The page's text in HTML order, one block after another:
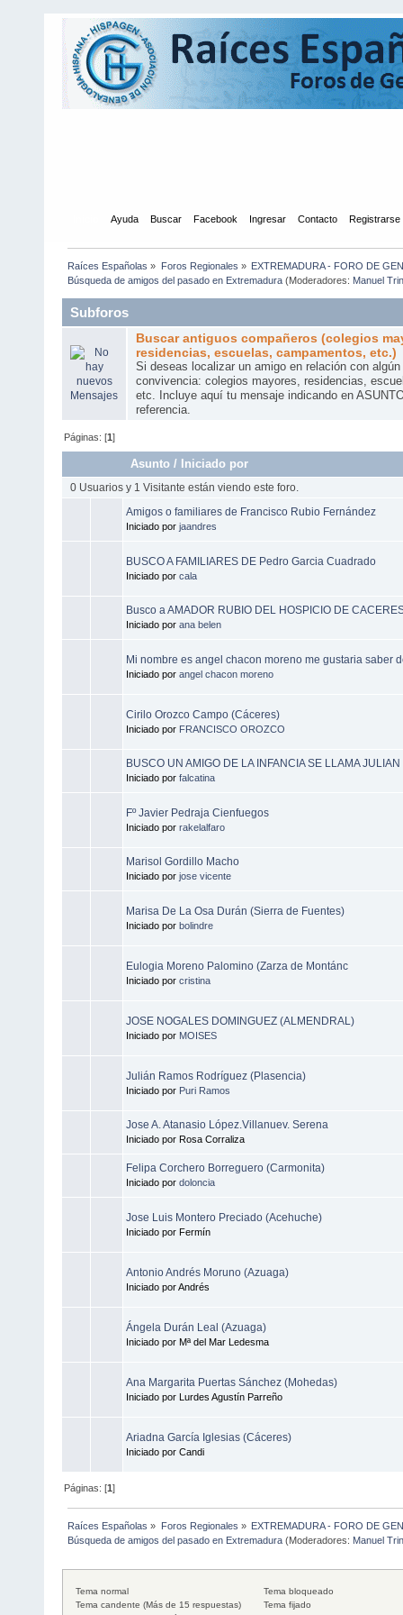
Ayuda Buscar Facebook Ingresar Contacto Registrarse
Raíces Españolas » Foros Regionales » EXTREMADURA - FORO DE
Búsqueda de amigos del pasado en Extremadura (Moderadores: Manuel
Subforos
Buscar antiguos compañeros (colegios
residencias, escuelas, campamentos, etc.)
Si deseas localizar un amigo en relación con
convivencia: colegios mayores, residencias,
etc. Incluye aquí tu mensaje indicando en
referencia.
Páginas: [1]
Asunto / Iniciado por
0 Usuarios y 1 Visitante están viendo este foro.
Amigos o familiares de Francisco Rubio Fernández
Iniciado por jaandres
BUSCO A FAMILIARES DE Pedro Garcia Cuadrado
Iniciado por cala
Busco a AMADOR RUBIO DEL HOSPICIO DE
Iniciado por ana belen
Mi nombre es angel chacon moreno me gustaria saber
Iniciado por angel chacon moreno
Cirilo Orozco Campo (Cáceres)
Iniciado por FRANCISCO OROZCO
BUSCO UN AMIGO DE LA INFANCIA SE LLAMA
Iniciado por falcatina
Fº Javier Pedraja Cienfuegos
Iniciado por rakelalfaro
Marisol Gordillo Macho
Iniciado por jose vicente
Marisa De La Osa Durán (Sierra de Fuentes)
Iniciado por bolindre
Eulogia Moreno Palomino (Zarza de Montánc
Iniciado por cristina
JOSE NOGALES DOMINGUEZ (ALMENDRAL)
Iniciado por MOISES
Julián Ramos Rodríguez (Plasencia)
Iniciado por Puri Ramos
Jose A. Atanasio López.Villanuev. Serena
Iniciado por Rosa Corraliza
Felipa Corchero Borreguero (Carmonita)
Iniciado por doloncia
Jose Luis Montero Preciado (Acehuche)
Iniciado por Fermín
Antonio Andrés Moruno (Azuaga)
Iniciado por Andrés
Ángela Durán Leal (Azuaga)
Iniciado por Mª del Mar Ledesma
Ana Margarita Puertas Sánchez (Mohedas)
Iniciado por Lurdes Agustín Parreño
Ariadna García Iglesias (Cáceres)
Iniciado por Candi
Páginas: [1]
Raíces Españolas » Foros Regionales » EXTREMADURA - FORO DE
Búsqueda de amigos del pasado en Extremadura (Moderadores: Manuel
Tema normal
Tema candente (Más de 15 respuestas)
Tema bloqueado
Tema fijado